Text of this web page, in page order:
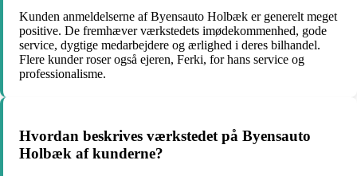
Kunden anmeldelserne af Byensauto Holbæk er generelt meget
positive. De fremhæver værkstedets imødekommenhed, gode
service, dygtige medarbejdere og ærlighed i deres bilhandel.
Flere kunder roser også ejeren, Ferki, for hans service og
professionalisme.
Hvordan beskrives værkstedet på Byensauto
Holbæk af kunderne?